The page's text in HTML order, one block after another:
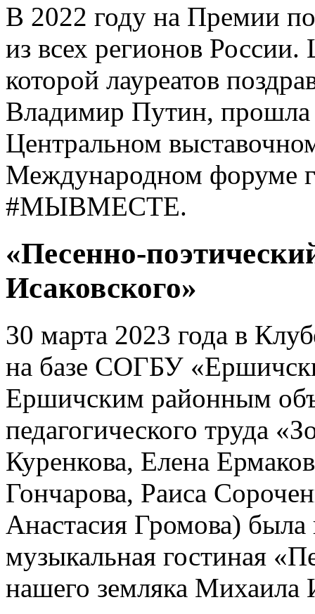
В 2022 году на Премии
из всех регионов
которой лауреатов
Владимир Путин, прошла
Центральном
Международном форуме
#МЫВМЕСТЕ.
«Песенно-
Исаковского»
30 марта 2023 года в
на базе СОГБУ
Ершичским районным
педагогического труда
Куренкова, Елена
Гончарова, Раиса
Анастасия Громова) была
музыкальная гостиная
нашего земляка Михаила